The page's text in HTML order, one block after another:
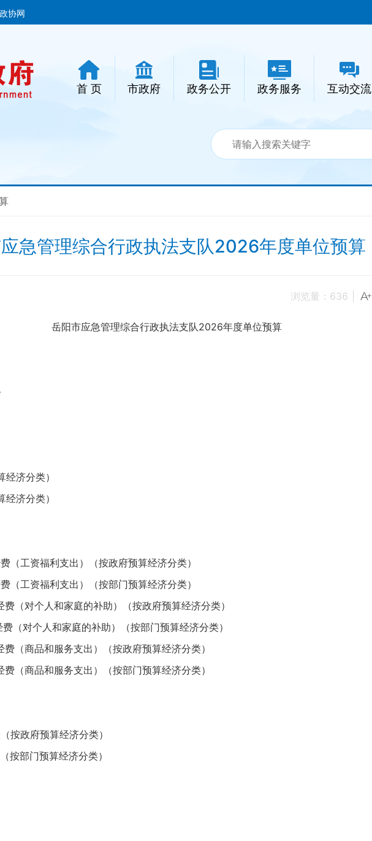
协网
首 页 市政府 政务公开 政务服务 互动交流
急管理综合行政执法支队2026年度单位预算
浏览量： 636
岳阳市应急管理综合行政执法支队2026年度单位预算
济分类）
济分类）
工资福利支出）（按政府预算经济分类）
工资福利支出）（按部门预算经济分类）
对个人和家庭的补助）（按政府预算经济分类）
对个人和家庭的补助）（按部门预算经济分类）
商品和服务支出）（按政府预算经济分类）
商品和服务支出）（按部门预算经济分类）
政府预算经济分类）
部门预算经济分类）